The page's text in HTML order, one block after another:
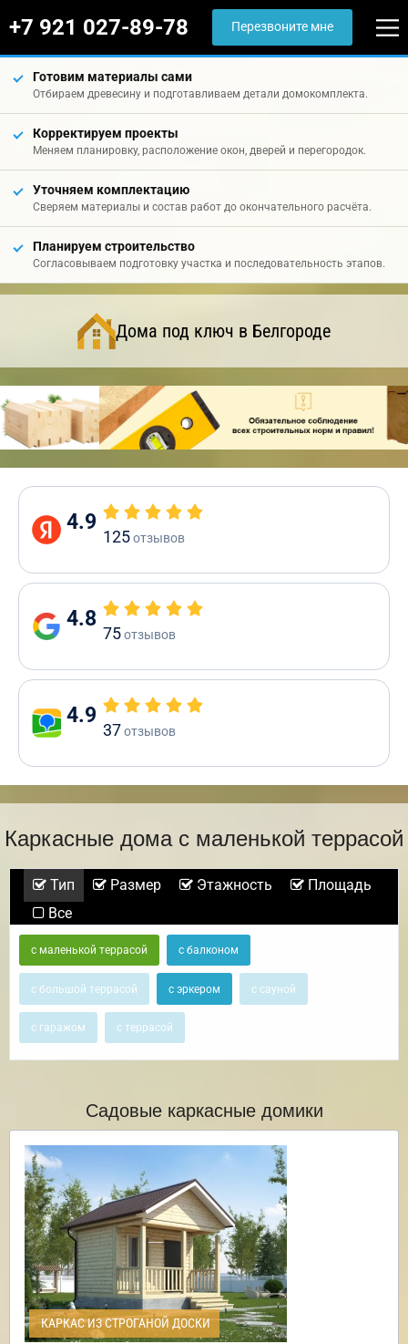
+7 921 027-89-78 Перезвоните мне
Готовим материалы сами
Отбираем древесину и подготавливаем детали домокомплекта.
Корректируем проекты
Меняем планировку, расположение окон, дверей и перегородок.
Уточняем комплектацию
Сверяем материалы и состав работ до окончательного расчёта.
Планируем строительство
Согласовываем подготовку участка и последовательность этапов.
Дома под ключ в Белгороде
4.9
125отзывов
4.8
75отзывов
4.9
37отзывов
Каркасные дома с маленькой террасой
Тип Размер Этажность
Площадь
Все
с маленькой террасой с балконом
с большой террасой с эркером с сауной
с гаражом с террасой
Садовые каркасные домики
КАРКАС ИЗ СТРОГАНОЙ ДОСКИ